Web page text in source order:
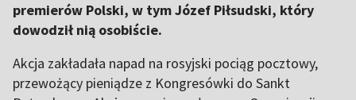
premierów Polski, w tym Józef Piłsudski, który
dowodził nią osobiście.
Akcja zakładała napad na rosyjski pociąg pocztowy,
przewożący pieniądze z Kongresówki do Sankt